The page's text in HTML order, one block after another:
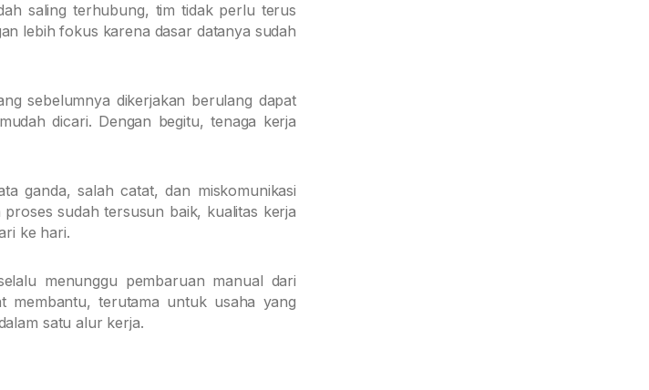
saling terhubung, tim tidak perlu terus
lebih fokus karena dasar datanya sudah
sebelumnya dikerjakan berulang dapat
dicari. Dengan begitu, tenaga kerja
ganda, salah catat, dan miskomunikasi
sudah tersusun baik, kualitas kerja
ke hari.
menunggu pembaruan manual dari
membantu, terutama untuk usaha yang
satu alur kerja.